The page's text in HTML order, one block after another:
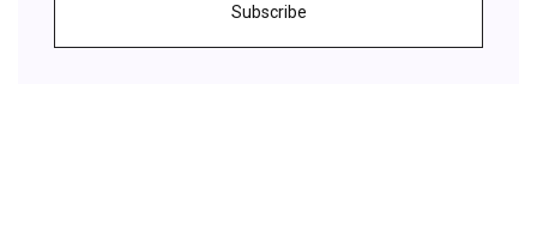
Subscribe